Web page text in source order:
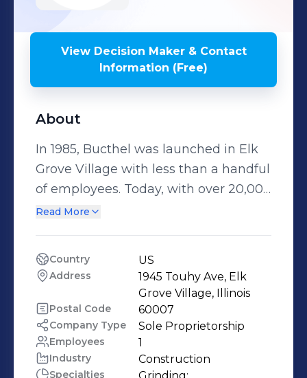
View Decision Maker & Contact
Information (Free)
About
In 1985, Bucthel was launched in Elk
Grove Village with less than a handful
of employees. Today, with over 20,000
square feet of facility and a
expert finishing services to our clients.
We take pride in our team’s mastery
of the art of metal finishing and are
always willing to take on a challenge.
Bucthel offers on-site services and
post-installation touch-ups. Let our
Read More
Country US
Address
1945 Touhy Ave, Elk
Grove Village, Illinois
Postal Code 60007
Company Type Sole Proprietorship
Employees 1
Industry Construction
Specialties